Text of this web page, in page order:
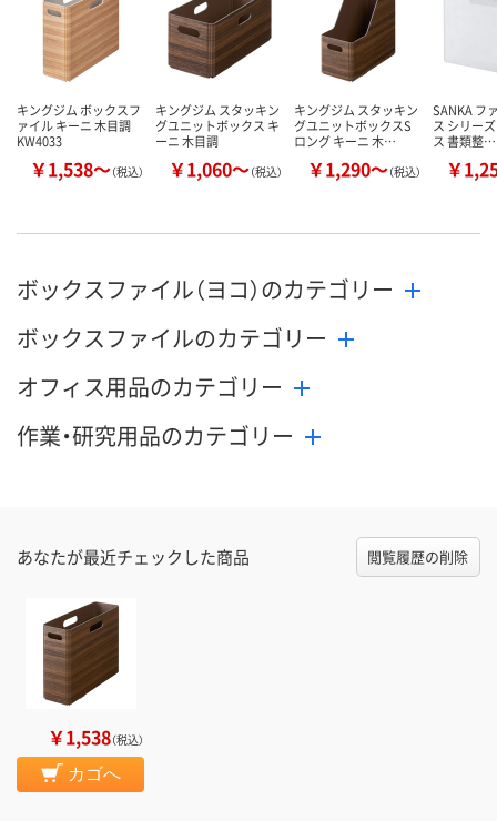
カゴへ カゴへ
キングジム ボックスフ
ァイル キーニ 木目調
KW4033
￥1,538～（税込）
キングジム スタッキン
グユニットボックス キ
ーニ 木目調
￥1,060～（税込）
キングジム スタッキン
グユニットボックスS
ロング キーニ 木…
￥1,290～（税込）
SANKA フ
ス シリー
ス 書類整…
￥
ボックスファイル（ヨコ）のカテゴリー
ボックスファイルのカテゴリー
オフィス用品のカテゴリー
作業・研究用品のカテゴリー
あなたが最近チェックした商品 閲覧履歴の削除
￥1,538（税込）
カゴへ